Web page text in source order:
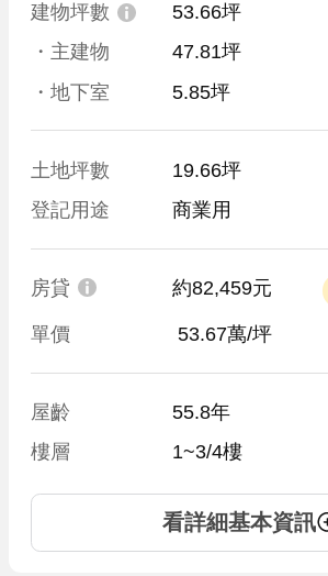
建物坪數
53.66坪
・主建物
47.81坪
・地下室
5.85坪
土地坪數
19.66坪
登記用途
商業用
房貸 約82,459元
單價 53.67萬/坪
屋齡
55.8年
樓層
1~3/4樓
看詳細基本資訊